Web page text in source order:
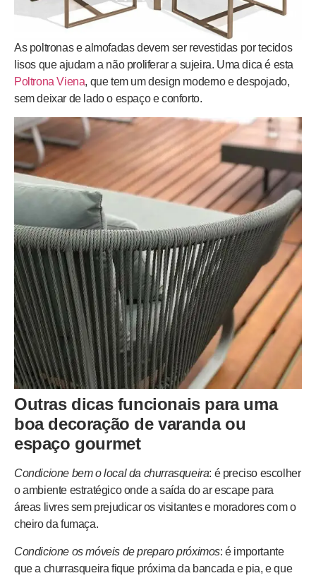
As poltronas e almofadas devem ser revestidas por tecidos
lisos que ajudam a não proliferar a sujeira. Uma dica é esta
Poltrona Viena, que tem um design moderno e despojado,
sem deixar de lado o espaço e conforto.
Outras dicas funcionais para uma
boa decoração de varanda ou
espaço gourmet
Condicione bem o local da churrasqueira: é preciso escolher
o ambiente estratégico onde a saída do ar escape para
áreas livres sem prejudicar os visitantes e moradores com o
cheiro da fumaça.
Condicione os móveis de preparo próximos: é importante
que a churrasqueira fique próxima da bancada e pia, e que